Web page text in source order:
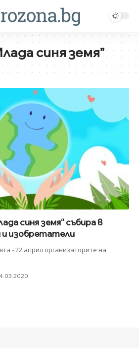
синя земя”
синя земя“ събира в
изобретатели
- 22 април организаторите на